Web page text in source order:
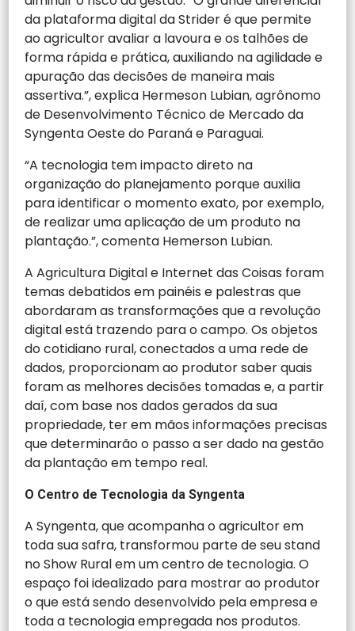
da plataforma digital da Strider é que permite
ao agricultor avaliar a lavoura e os talhões de
forma rápida e prática, auxiliando na agilidade e
apuração das decisões de maneira mais
assertiva.”, explica Hermeson Lubian, agrônomo
de Desenvolvimento Técnico de Mercado da
Syngenta Oeste do Paraná e Paraguai.
“A tecnologia tem impacto direto na
organização do planejamento porque auxilia
para identificar o momento exato, por exemplo,
de realizar uma aplicação de um produto na
plantação.”, comenta Hemerson Lubian.
A Agricultura Digital e Internet das Coisas foram
temas debatidos em painéis e palestras que
abordaram as transformações que a revolução
digital está trazendo para o campo. Os objetos
do cotidiano rural, conectados a uma rede de
dados, proporcionam ao produtor saber quais
foram as melhores decisões tomadas e, a partir
daí, com base nos dados gerados da sua
propriedade, ter em mãos informações precisas
que determinarão o passo a ser dado na gestão
da plantação em tempo real.
O Centro de Tecnologia da Syngenta
A Syngenta, que acompanha o agricultor em
toda sua safra, transformou parte de seu stand
no Show Rural em um centro de tecnologia. O
espaço foi idealizado para mostrar ao produtor
o que está sendo desenvolvido pela empresa e
toda a tecnologia empregada nos produtos.